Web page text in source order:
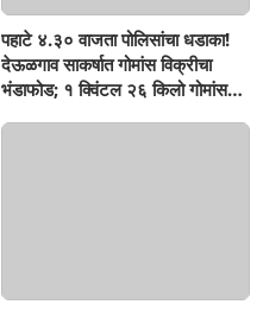
पहाटे ४.३० वाजता पोलिसांचा धडाका!
देऊळगाव साकर्षात गोमांस विक्रीचा
भंडाफोड; १ क्विंटल २६ किलो गोमांस